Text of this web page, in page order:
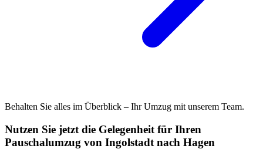
Behalten Sie alles im Überblick – Ihr Umzug mit unserem Team.
Nutzen Sie jetzt die Gelegenheit für Ihren
Pauschalumzug von Ingolstadt nach Hagen